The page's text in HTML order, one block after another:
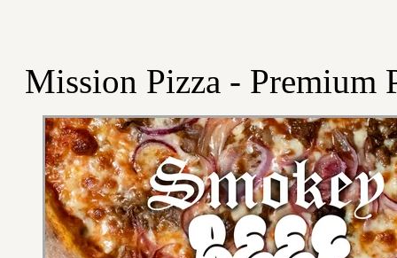
Mission Pizza - Premium